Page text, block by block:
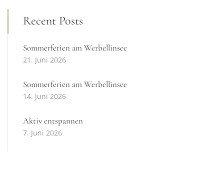
Recent Posts
Sommerferien am Werbellinsee
21. Juni 2026
Sommerferien am Werbellinsee
14. Juni 2026
Aktiv entspannen
7. Juni 2026